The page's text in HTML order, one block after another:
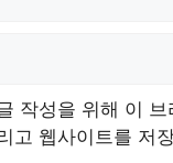
작성을 위해 이
고 웹사이트를 저